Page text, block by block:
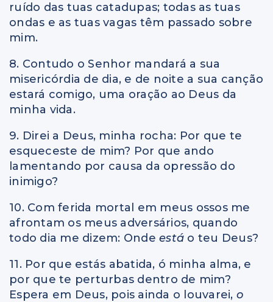
ruído das tuas catadupas; todas as tuas
ondas e as tuas vagas têm passado sobre
mim.
8. Contudo o Senhor mandará a sua
misericórdia de dia, e de noite a sua canção
estará comigo, uma oração ao Deus da
minha vida.
9. Direi a Deus, minha rocha: Por que te
esqueceste de mim? Por que ando
lamentando por causa da opressão do
inimigo?
10. Com ferida mortal em meus ossos me
afrontam os meus adversários, quando
todo dia me dizem: Onde está o teu Deus?
11. Por que estás abatida, ó minha alma, e
por que te perturbas dentro de mim?
Espera em Deus, pois ainda o louvarei, o